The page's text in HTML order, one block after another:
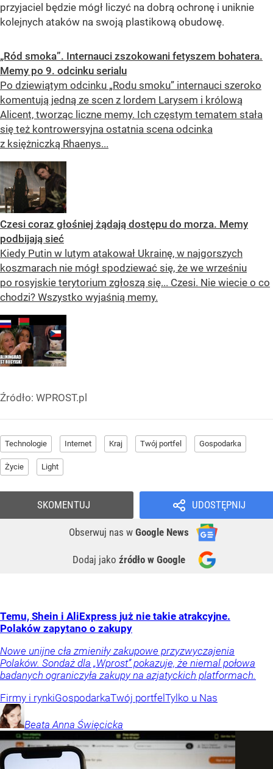
przyjaciel będzie mógł liczyć na dobrą ochronę i uniknie
kolejnych ataków na swoją plastikową obudowę.
„Ród smoka”. Internauci zszokowani fetyszem bohatera.
Memy po 9. odcinku serialu
Po dziewiątym odcinku „Rodu smoku” internauci szeroko
komentują jedną ze scen z lordem Larysem i królową
Alicent, tworząc liczne memy. Ich częstym tematem stała
się też kontrowersyjna ostatnia scena odcinka
z księżniczką Rhaenys...
Czesi coraz głośniej żądają dostępu do morza. Memy
podbijają sieć
Kiedy Putin w lutym atakował Ukrainę, w najgorszych
koszmarach nie mógł spodziewać się, że we wrześniu
po rosyjskie terytorium zgłoszą się... Czesi. Nie wiecie o co
chodzi? Wszystko wyjaśnią memy.
Źródło: WPROST.pl
Technologie Internet Kraj Twój portfel Gospodarka
Życie Light
UDOSTĘPNIJ
Obserwuj nas w Google News
Dodaj jako źródło w Google
SKOMENTUJ
Temu, Shein i AliExpress już nie takie atrakcyjne.
Polaków zapytano o zakupy
Nowe unijne cła zmieniły zakupowe przyzwyczajenia
Polaków. Sondaż dla „Wprost” pokazuje, że niemal połowa
badanych ograniczyła zakupy na azjatyckich platformach.
Firmy i rynkiGospodarkaTwój portfel Tylko u Nas
Beata Anna Święcicka